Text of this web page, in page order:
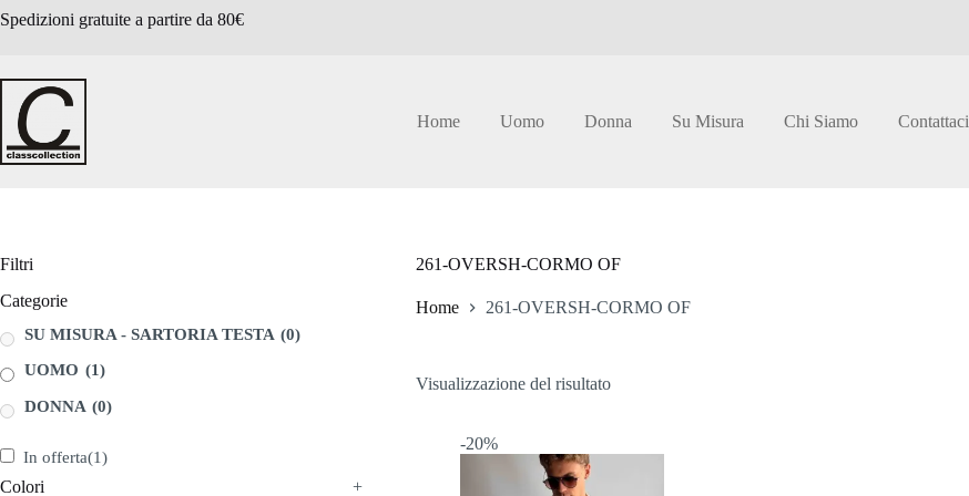
al
Spedizioni gratuite a partire da 80€
Home Uomo Donna Su Misura Chi Siamo Contattaci
261-OVERSH-CORMO OF
Home 261-OVERSH-CORMO OF
Visualizzazione del risultato
-20%
Filtri
Categorie
SU MISURA - SARTORIA TESTA (0)
UOMO (1)
DONNA (0)
In offerta(1)
Colori +